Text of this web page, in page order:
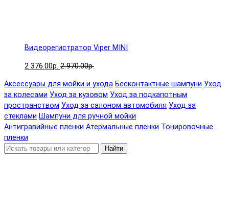
Видеорегистратор Viper MINI
2 376.00р. 2 970.00р.
Аксессуары для мойки и ухода Бесконтактные шампуни Уход
за колесами Уход за кузовом Уход за подкапотным
пространством Уход за салоном автомобиля Уход за
стеклами Шампуни для ручной мойки
Антигравийные пленки Атермальные пленки Тонировочные
пленки
Найти